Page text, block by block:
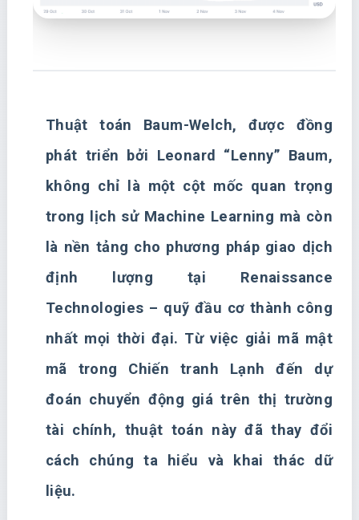
Thuật toán Baum-Welch, được đồng
phát triển bởi Leonard “Lenny” Baum,
không chỉ là một cột mốc quan trọng
trong lịch sử Machine Learning mà còn
là nền tảng cho phương pháp giao dịch
định lượng tại Renaissance
Technologies – quỹ đầu cơ thành công
nhất mọi thời đại. Từ việc giải mã mật
mã trong Chiến tranh Lạnh đến dự
đoán chuyển động giá trên thị trường
tài chính, thuật toán này đã thay đổi
cách chúng ta hiểu và khai thác dữ
liệu.